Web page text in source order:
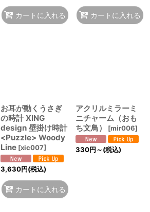
カートに入れる カートに入れる
お耳が動くうさぎ
の時計 XING
design 壁掛け時計
<Puzzle> Woody
Line [xic007]
3,630円(税込)
カートに入れる
アクリルミラーミ
ニチャーム（おも
ち文鳥）
[mir006]
330円～(税込)